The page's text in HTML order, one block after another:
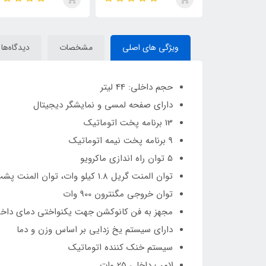
ویژگی های اصلی مشخصات دیدگاه‌ها
حجم داخلی: 44 لیتر
دارای صفحه لمسی و نمایشگر دیجیتال
13 برنامه پخت اتوماتیک
9 برنامه پخت نیمه اتوماتیک
5 توان راه اندازی ماکرویو
توان المنت گریل 1.8 کیلو وات، توان المنت پشت 1.4 کیلو وات، توان المنت پایین 0.8 کیلو وات
توان خروجی مگنترون 900 وات
مجهز به فن کانوکشن جهت یکنواختی دمای
دارای سیستم یخ زدایی بر اساس وزن و دما
سیستم خنک کننده اتوماتیک